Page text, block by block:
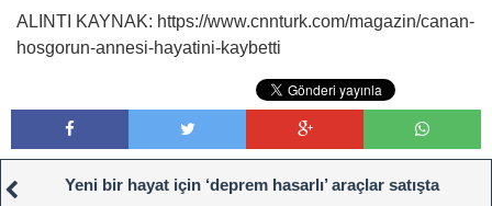
ALINTI KAYNAK: https://www.cnnturk.com/magazin/canan-
hosgorun-annesi-hayatini-kaybetti
Yeni bir hayat için ‘deprem hasarlı’ araçlar satışta